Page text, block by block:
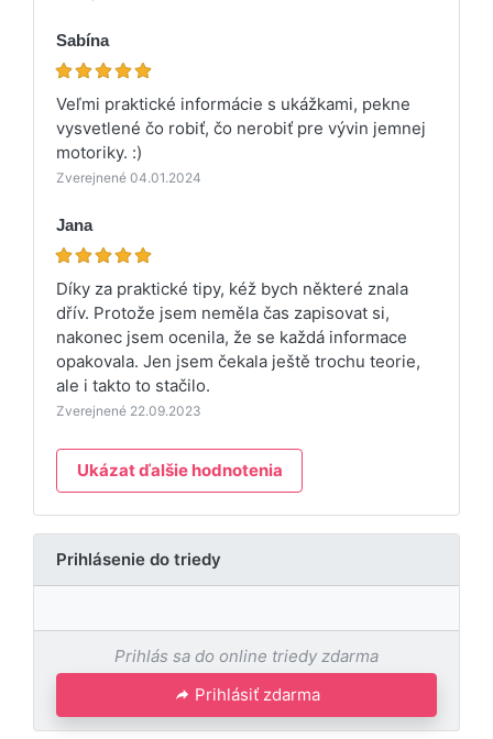
Sabína
Veľmi praktické informácie s ukážkami, pekne
vysvetlené čo robiť, čo nerobiť pre vývin jemnej
motoriky. :)
Zverejnené 04.01.2024
Jana
Díky za praktické tipy, kéž bych některé znala
dřív. Protože jsem neměla čas zapisovat si,
nakonec jsem ocenila, že se každá informace
opakovala. Jen jsem čekala ještě trochu teorie,
ale i takto to stačilo.
Zverejnené 22.09.2023
Ukázat ďalšie hodnotenia
Prihlásenie do triedy
Prihlás sa do online triedy zdarma
Prihlásiť zdarma